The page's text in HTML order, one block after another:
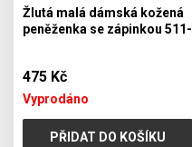
Žlutá malá dámská kožená
peněženka se zápinkou 511-
475 Kč
Vyprodáno
PŘIDAT DO KOŠÍKU